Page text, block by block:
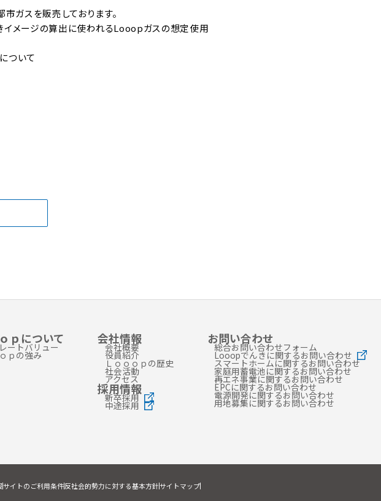
ガスを販売しております。
イメージの算出に使われるLooopガスの想定使用
ついて
ｐについて
ートバリュー
ｐの強み
会社情報
会社概要
役員紹介
Ｌｏｏｏｐの歴史
社会活動
アクセス
採用情報
新卒採用
中途採用
お問い合わせ
総合お問い合わせフォーム
Looopでんきに関するお問い合わせ
スマートホームに関するお問い合わせ
家庭用蓄電池に関するお問い合わせ
再エネ事業に関するお問い合わせ
EPCに関するお問い合わせ
電源開発に関するお問い合わせ
用地募集に関するお問い合わせ
サイトのご利用条件反社会的勢力に対する基本方針サイトマップ